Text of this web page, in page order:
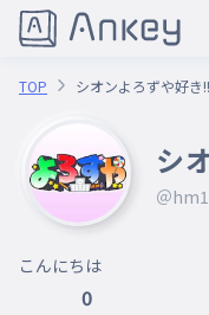
TOP シオンよろずや好き!!
シ
＠
こんにちは
0